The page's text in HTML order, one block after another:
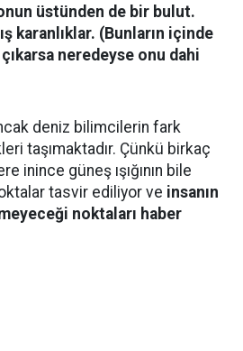
üstünden de bir bulut.
karanlıklar. (Bunların içinde
neredeyse onu dahi
deniz bilimcilerin fark
taşımaktadır. Çünkü birkaç
inince güneş ışığının bile
tasvir ediliyor ve insanın
noktaları haber